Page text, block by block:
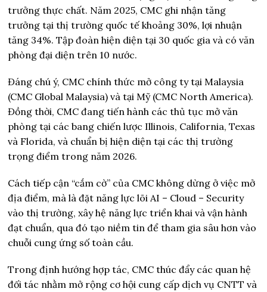
trưởng thực chất. Năm 2025, CMC ghi nhận tăng
trưởng tại thị trường quốc tế khoảng 30%, lợi nhuận
tăng 34%. Tập đoàn hiện diện tại 30 quốc gia và có văn
phòng đại diện trên 10 nước.
Đáng chú ý, CMC chính thức mở công ty tại Malaysia
(CMC Global Malaysia) và tại Mỹ (CMC North America).
Đồng thời, CMC đang tiến hành các thủ tục mở văn
phòng tại các bang chiến lược Illinois, California, Texas
và Florida, và chuẩn bị hiện diện tại các thị trường
trọng điểm trong năm 2026.
Cách tiếp cận “cắm cờ” của CMC không dừng ở việc mở
địa điểm, mà là đặt năng lực lõi AI – Cloud – Security
vào thị trường, xây hệ năng lực triển khai và vận hành
đạt chuẩn, qua đó tạo niềm tin để tham gia sâu hơn vào
chuỗi cung ứng số toàn cầu.
Trong định hướng hợp tác, CMC thúc đẩy các quan hệ
đối tác nhằm mở rộng cơ hội cung cấp dịch vụ CNTT và